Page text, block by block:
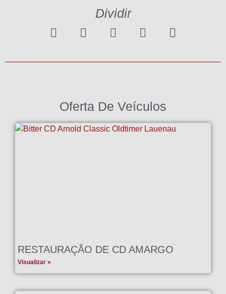
Dividir
Oferta De Veículos
RESTAURAÇÃO DE CD AMARGO
Visualizar »